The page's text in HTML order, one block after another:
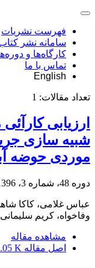
فهرست نشریات
سامانه نشر
کارگاه‌ها و
تماس با ما
English
تعداد مقالات: 1
شبیه سازی
موردی حوضه
دوره 48، شماره 3، 1396، صفحه
عباس غلامی، کاکا
وفاخواه، کریم سلیمانی
مشاهده مقاله
اصل مقاله K